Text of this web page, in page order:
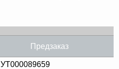
Предзаказ
УТ000089659